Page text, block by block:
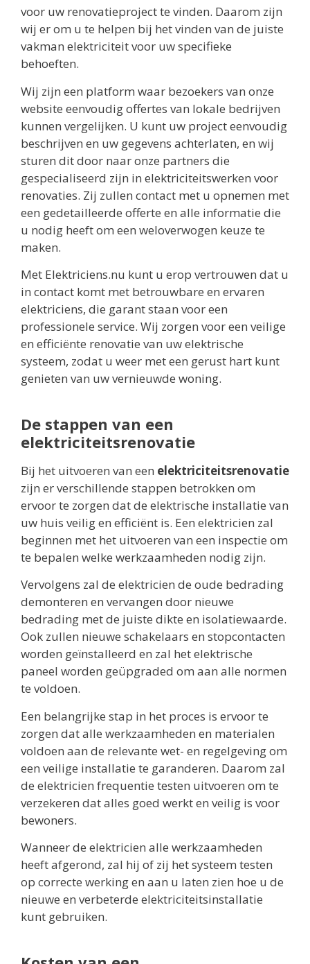
voor uw renovatieproject te vinden. Daarom zijn
wij er om u te helpen bij het vinden van de juiste
vakman elektriciteit voor uw specifieke
behoeften.
Wij zijn een platform waar bezoekers van onze
website eenvoudig offertes van lokale bedrijven
kunnen vergelijken. U kunt uw project eenvoudig
beschrijven en uw gegevens achterlaten, en wij
sturen dit door naar onze partners die
gespecialiseerd zijn in elektriciteitswerken voor
renovaties. Zij zullen contact met u opnemen met
een gedetailleerde offerte en alle informatie die
u nodig heeft om een weloverwogen keuze te
maken.
Met Elektriciens.nu kunt u erop vertrouwen dat u
in contact komt met betrouwbare en ervaren
elektriciens, die garant staan voor een
professionele service. Wij zorgen voor een veilige
en efficiënte renovatie van uw elektrische
systeem, zodat u weer met een gerust hart kunt
genieten van uw vernieuwde woning.
De stappen van een
elektriciteitsrenovatie
Bij het uitvoeren van een elektriciteitsrenovatie
zijn er verschillende stappen betrokken om
ervoor te zorgen dat de elektrische installatie van
uw huis veilig en efficiënt is. Een elektricien zal
beginnen met het uitvoeren van een inspectie om
te bepalen welke werkzaamheden nodig zijn.
Vervolgens zal de elektricien de oude bedrading
demonteren en vervangen door nieuwe
bedrading met de juiste dikte en isolatiewaarde.
Ook zullen nieuwe schakelaars en stopcontacten
worden geïnstalleerd en zal het elektrische
paneel worden geüpgraded om aan alle normen
te voldoen.
Een belangrijke stap in het proces is ervoor te
zorgen dat alle werkzaamheden en materialen
voldoen aan de relevante wet- en regelgeving om
een veilige installatie te garanderen. Daarom zal
de elektricien frequentie testen uitvoeren om te
verzekeren dat alles goed werkt en veilig is voor
bewoners.
Wanneer de elektricien alle werkzaamheden
heeft afgerond, zal hij of zij het systeem testen
op correcte werking en aan u laten zien hoe u de
nieuwe en verbeterde elektriciteitsinstallatie
kunt gebruiken.